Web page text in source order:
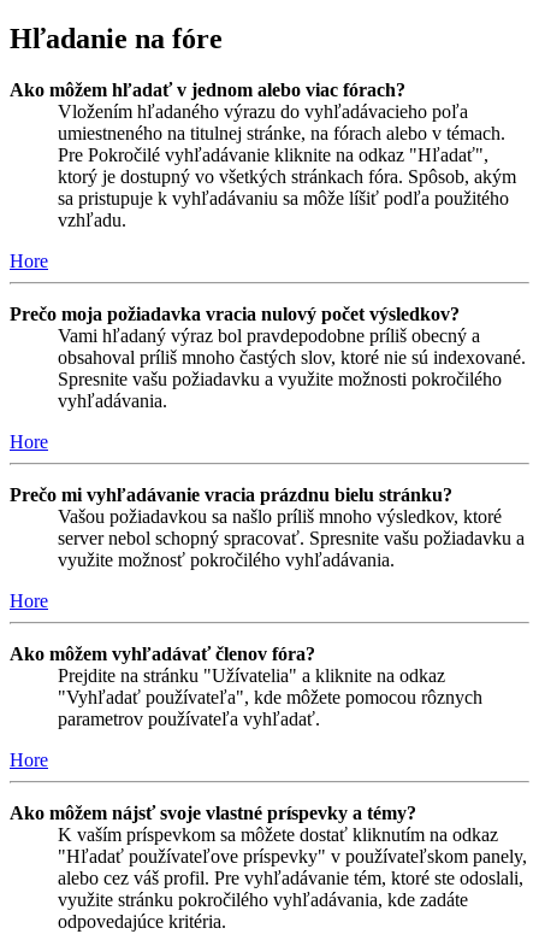
Hľadanie na fóre
Ako môžem hľadať v jednom alebo viac fórach?
Vložením hľadaného výrazu do vyhľadávacieho poľa
umiestneného na titulnej stránke, na fórach alebo v témach.
Pre Pokročilé vyhľadávanie kliknite na odkaz "Hľadať",
ktorý je dostupný vo všetkých stránkach fóra. Spôsob, akým
sa pristupuje k vyhľadávaniu sa môže líšiť podľa použitého
vzhľadu.
Hore
Prečo moja požiadavka vracia nulový počet výsledkov?
Vami hľadaný výraz bol pravdepodobne príliš obecný a
obsahoval príliš mnoho častých slov, ktoré nie sú indexované.
Spresnite vašu požiadavku a využite možnosti pokročilého
vyhľadávania.
Hore
Prečo mi vyhľadávanie vracia prázdnu bielu stránku?
Vašou požiadavkou sa našlo príliš mnoho výsledkov, ktoré
server nebol schopný spracovať. Spresnite vašu požiadavku a
využite možnosť pokročilého vyhľadávania.
Hore
Ako môžem vyhľadávať členov fóra?
Prejdite na stránku "Užívatelia" a kliknite na odkaz
"Vyhľadať používateľa", kde môžete pomocou rôznych
parametrov používateľa vyhľadať.
Hore
Ako môžem nájsť svoje vlastné príspevky a témy?
K vaším príspevkom sa môžete dostať kliknutím na odkaz
"Hľadať používateľove príspevky" v používateľskom panely,
alebo cez váš profil. Pre vyhľadávanie tém, ktoré ste odoslali,
využite stránku pokročilého vyhľadávania, kde zadáte
odpovedajúce kritéria.